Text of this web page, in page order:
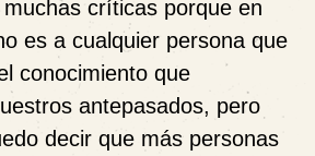
críticas porque en
es a cualquier persona que
conocimiento que
antepasados, pero
decir que más personas